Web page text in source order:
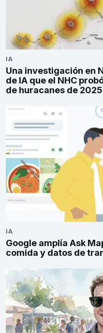
IA
Una investigación en
de IA que el NHC
de huracanes de 2025
IA
Google amplía Ask
comida y datos de